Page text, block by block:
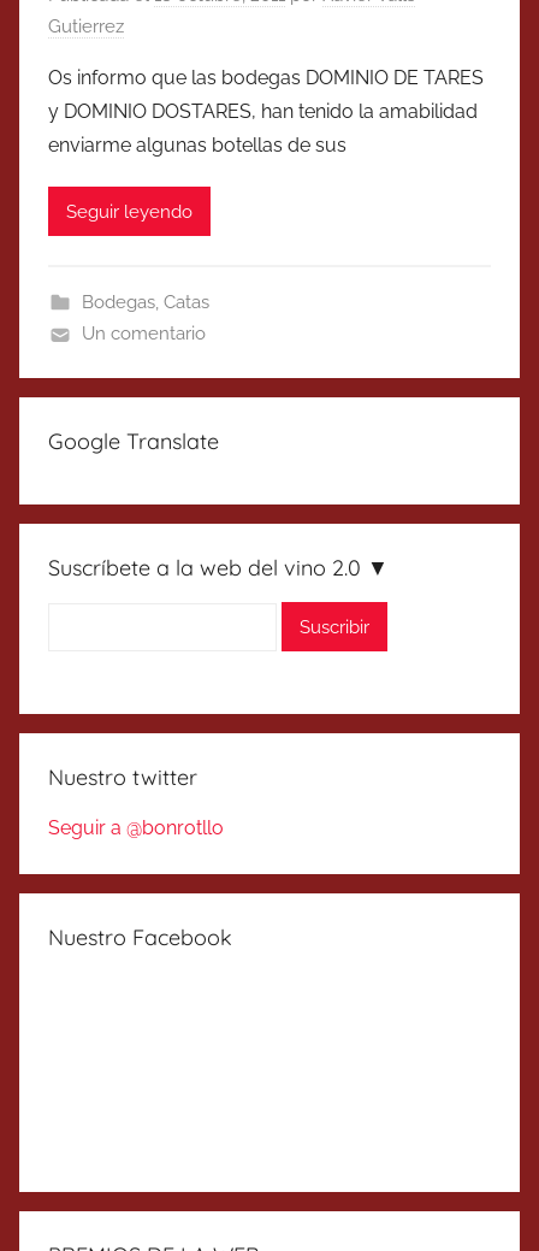
Gutierrez
Os informo que las bodegas DOMINIO DE TARES
y DOMINIO DOSTARES, han tenido la amabilidad
enviarme algunas botellas de sus
Seguir leyendo
Bodegas, Catas
Un comentario
Google Translate
Suscríbete a la web del vino 2.0 ▼
Nuestro twitter
Seguir a @bonrotllo
Nuestro Facebook